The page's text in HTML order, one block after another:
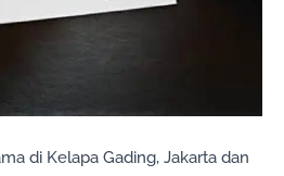
di Kelapa Gading, Jakarta dan